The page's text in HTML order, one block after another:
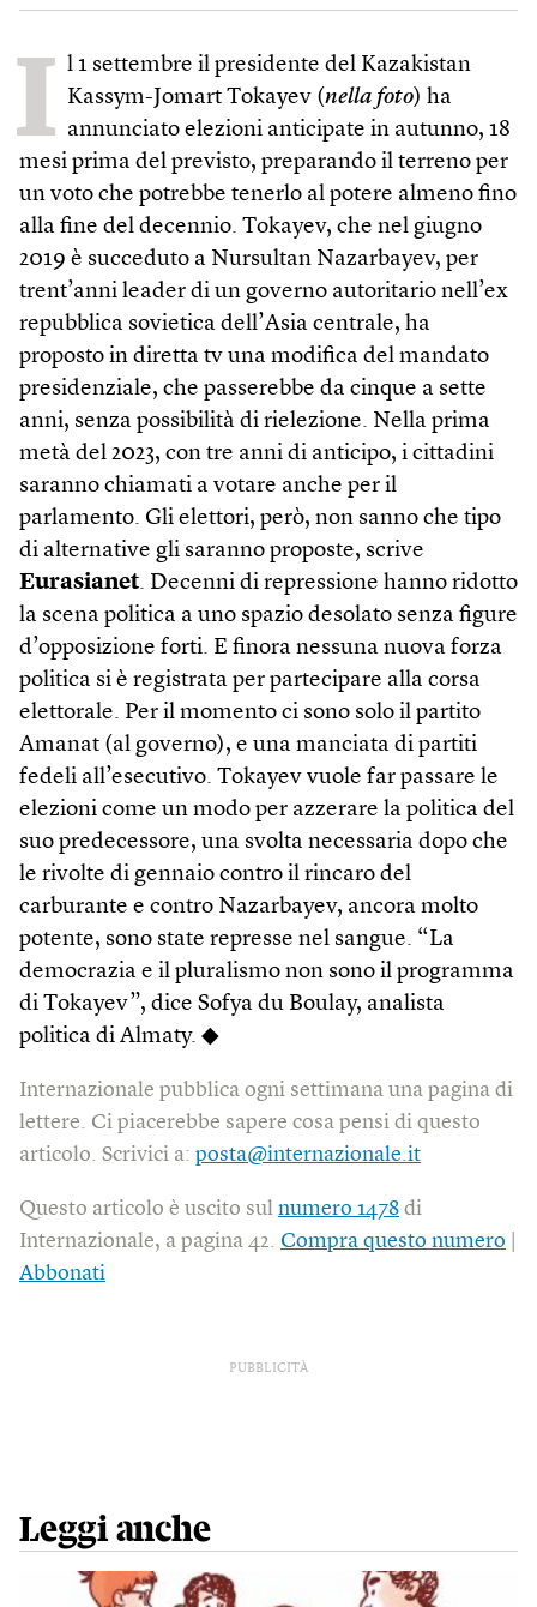
I l 1 settembre il presidente del Kazakistan
Kassym-Jomart Tokayev (nella foto) ha
annunciato elezioni anticipate in autunno, 18
mesi prima del previsto, preparando il terreno per
un voto che potrebbe tenerlo al potere almeno fino
alla fine del decennio. Tokayev, che nel giugno
2019 è succeduto a Nursultan Nazarbayev, per
trent’anni lea­der di un governo autoritario nell’ex
repubblica sovietica dell’Asia centrale, ha
proposto in diretta tv una modifica del mandato
presidenziale, che passerebbe da cinque a sette
anni, senza possibilità di rielezione. Nella prima
metà del 2023, con tre anni di anticipo, i cittadini
saranno chiamati a votare anche per il
parlamento. Gli elettori, però, non sanno che tipo
di alternative gli saranno proposte, scrive
Eurasianet. Decenni di repressione hanno ridotto
la scena politica a uno spazio desolato senza figure
d’opposizione forti. E finora nessuna nuova forza
politica si è registrata per partecipare alla corsa
elettorale. Per il momento ci sono solo il partito
Amanat (al governo), e una manciata di partiti
fedeli all’esecutivo. Tokayev vuole far passare le
elezioni come un modo per azzerare la politica del
suo predecessore, una svolta necessaria dopo che
le rivolte di gennaio contro il rincaro del
carburante e contro Nazarbayev, ancora molto
potente, sono state represse nel sangue. “La
democrazia e il pluralismo non sono il programma
di Tokayev”, dice Sofya du Boulay, analista
politica di Almaty. ◆
Internazionale pubblica ogni settimana una pagina di
lettere. Ci piacerebbe sapere cosa pensi di questo
articolo. Scrivici a: posta@internazionale.it
Questo articolo è uscito sul numero 1478 di
Internazionale, a pagina 42. Compra questo numero
Abbonati
PUBBLICITÀ
Leggi anche